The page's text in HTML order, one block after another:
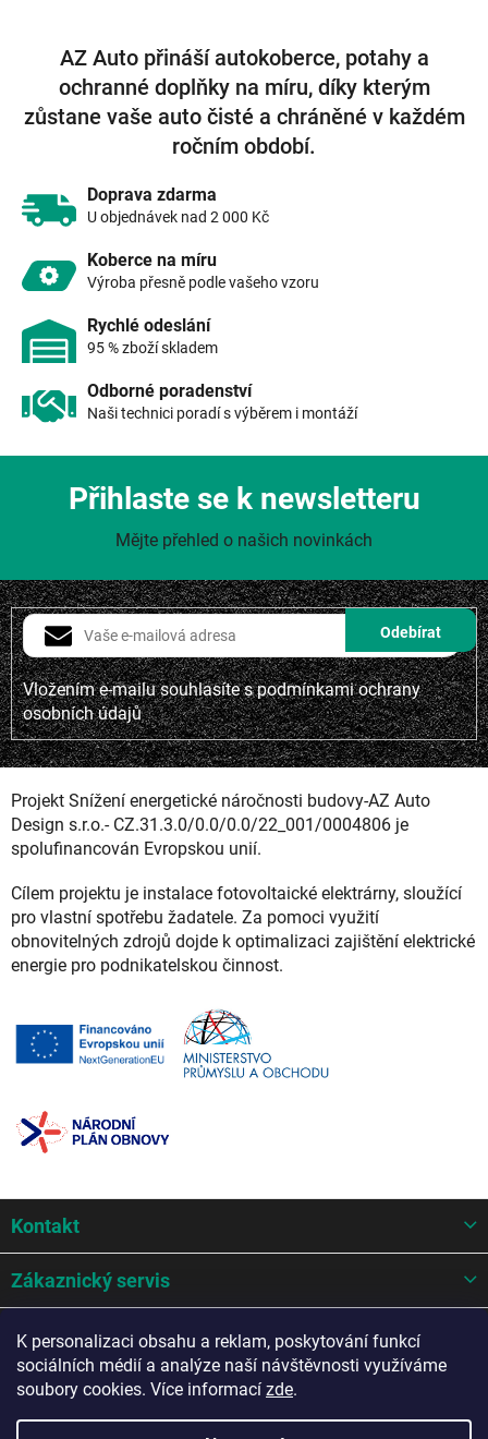
K personalizaci obsahu a reklam, poskytování funkcí
sociálních médií a analýze naší návštěvnosti využíváme
soubory cookies. Více informací zde.
á
d
a
c
í
p
k
ý
AZ Auto přináší autokoberce, potahy a
ochranné doplňky na míru, díky kterým
zůstane vaše auto čisté a chráněné v každém
ročním období.
Doprava zdarma
U objednávek nad 2 000 Kč
Koberce na míru
Výroba přesně podle vašeho vzoru
Rychlé odeslání
95 % zboží skladem
Odborné poradenství
Naši technici poradí s výběrem i montáží
Vložením e-mailu souhlasíte spodmínkami ochrany
osobních údajů
Přihlaste se k newsletteru
Mějte přehled o našich novinkách
Projekt Snížení energetické náročnosti budovy-AZ Auto
Design s.r.o.- CZ.31.3.0/0.0/0.0/22_001/0004806 je
spolufinancován Evropskou unií.
Cílem projektu je instalace fotovoltaické elektrárny, sloužící
pro vlastní spotřebu žadatele. Za pomoci využití
obnovitelných zdrojů dojde k optimalizaci zajištění elektrické
energie pro podnikatelskou činnost.
p
t
Kontakt
Zákaznický servis
Mohlo by se hodit
Potřebujete poradit?